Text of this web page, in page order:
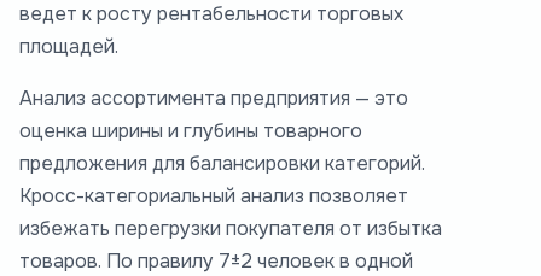
ведет к росту рентабельности торговых
площадей.
Анализ ассортимента предприятия — это
оценка ширины и глубины товарного
предложения для балансировки категорий.
Кросс-категориальный анализ позволяет
избежать перегрузки покупателя от избытка
товаров. По правилу 7±2 человек в одной